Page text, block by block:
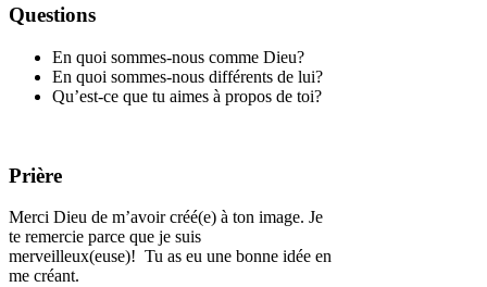
Questions
En quoi sommes-nous comme Dieu?
En quoi sommes-nous différents de lui?
Qu’est-ce que tu aimes à propos de toi?
Prière
Merci Dieu de m’avoir créé(e) à ton image. Je
te remercie parce que je suis
merveilleux(euse)! Tu as eu une bonne idée en
me créant.